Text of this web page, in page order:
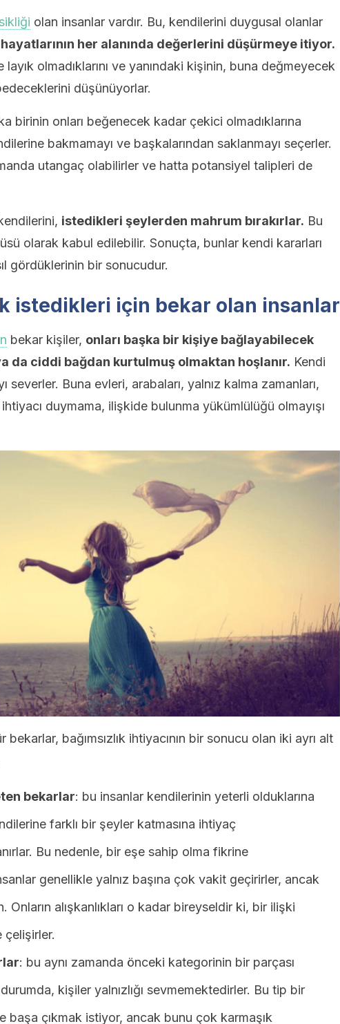
olan insanlar vardır. Bu, kendilerini duygusal olanlar
hayatlarının her alanında değerlerini düşürmeye itiyor.
olmadıklarını ve yanındaki kişinin, buna değmeyecek
düşünüyorlar.
birinin onları beğenecek kadar çekici olmadıklarına
bakmamayı ve başkalarından saklanmayı seçerler.
utangaç olabilirler ve hatta potansiyel talipleri de
istedikleri şeylerden mahrum bırakırlar. Bu
olarak kabul edilebilir. Sonuçta, bunlar kendi kararları
gördüklerinin bir sonucudur.
istedikleri için bekar olan insanlar
bekar kişiler, onları başka bir kişiye bağlayabilecek
da ciddi bağdan kurtulmuş olmaktan hoşlanır. Kendi
severler. Buna evleri, arabaları, yalnız kalma zamanları,
duymama, ilişkide bulunma yükümlülüğü olmayışı
bağımsızlık ihtiyacının bir sonucu olan iki ayrı alt
bekarlar: bu insanlar kendilerinin yeterli olduklarına
farklı bir şeyler katmasına ihtiyaç
Bu nedenle, bir eşe sahip olma fikrine
genellikle yalnız başına çok vakit geçirirler, ancak
Onların alışkanlıkları o kadar bireyseldir ki, bir ilişki
çelişirler.
: bu aynı zamanda önceki kategorinin bir parçası
kişiler yalnızlığı sevmemektedirler. Bu tip bir
başa çıkmak istiyor, ancak bunu çok karmaşık